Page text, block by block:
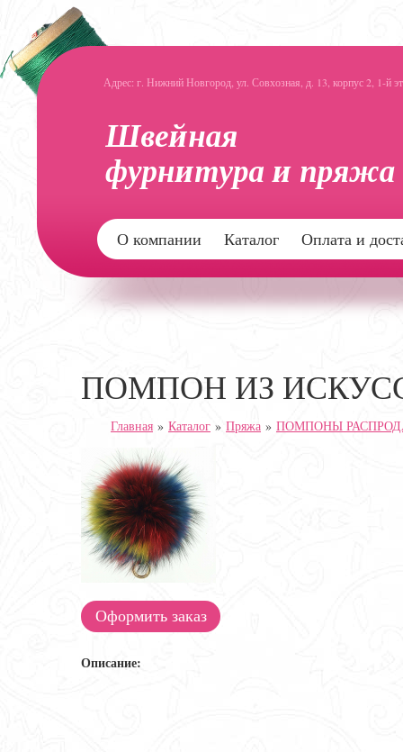
Адрес: г. Нижний Новгород, ул. Совхозная, д. 13, корпус 2, 1-й
О компании Каталог Оплата и
ПОМПОН ИЗ
Главная » Каталог » Пряжа » ПОМПОНЫ
Оформить заказ
Описание: